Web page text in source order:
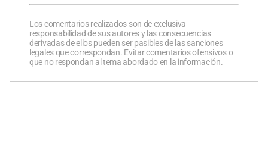
Los comentarios realizados son de exclusiva
responsabilidad de sus autores y las consecuencias
derivadas de ellos pueden ser pasibles de las sanciones
legales que correspondan. Evitar comentarios ofensivos o
que no respondan al tema abordado en la información.